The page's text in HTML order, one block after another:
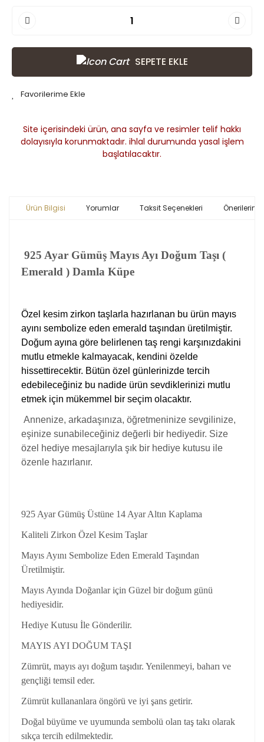
SEPETE EKLE
Site içerisindeki ürün, ana sayfa ve resimler telif hakkı
dolayısıyla korunmaktadır. ihlal durumunda yasal işlem
başlatılacaktır.
Ürün Bilgisi Yorumlar Taksit Seçenekleri Önerileriniz
925 Ayar Gümüş Mayıs Ayı Doğum Taşı (
Emerald ) Damla Küpe
Özel kesim zirkon taşlarla hazırlanan bu ürün mayıs
ayını sembolize eden emerald taşından üretilmiştir.
Doğum ayına göre belirlenen taş rengi karşınızdakini
mutlu etmekle kalmayacak, kendini özelde
hissettirecektir. Bütün özel günlerinizde tercih
edebileceğiniz bu nadide ürün sevdiklerinizi mutlu
etmek için mükemmel bir seçim olacaktır.
Annenize, arkadaşınıza, öğretmeninize sevgilinize,
eşinize sunabileceğiniz değerli bir hediyedir. Size
özel hediye mesajlarıyla şık bir hediye kutusu ile
özenle hazırlanır.
925 Ayar Gümüş Üstüne 14 Ayar Altın Kaplama
Kaliteli Zirkon Özel Kesim Taşlar
Mayıs Ayını Sembolize Eden Emerald Taşından
Üretilmiştir.
Mayıs Ayında Doğanlar için Güzel bir doğum günü
hediyesidir.
Hediye Kutusu İle Gönderilir.
MAYIS AYI DOĞUM TAŞI
Zümrüt, mayıs ayı doğum taşıdır. Yenilenmeyi, baharı ve
gençliği temsil eder.
Zümrüt kullananlara öngörü ve iyi şans getirir.
Doğal büyüme ve uyumunda sembolü olan taş takı olarak
sıkça tercih edilmektedir.